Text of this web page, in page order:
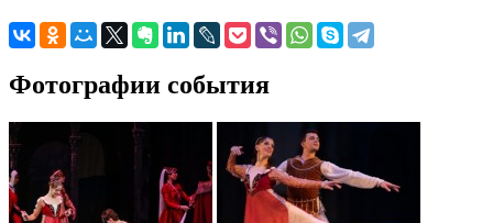
Фотографии события